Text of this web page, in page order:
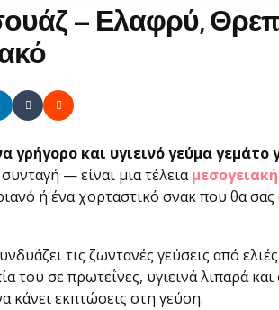
– Ελαφρύ,
γρήγορο και υγιεινό γεύμα γεμάτο
— είναι μια τέλεια
ή ένα χορταστικό σνακ που θα σας
τις ζωντανές γεύσεις από
του σε πρωτεΐνες, υγιεινά λιπαρά
κάνει εκπτώσεις στη γεύση.